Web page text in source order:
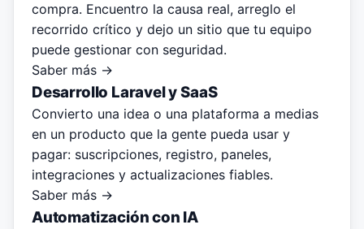
compra. Encuentro la causa real, arreglo el
recorrido crítico y dejo un sitio que tu equipo
puede gestionar con seguridad.
Saber más →
Desarrollo Laravel y SaaS
Convierto una idea o una plataforma a medias
en un producto que la gente pueda usar y
pagar: suscripciones, registro, paneles,
integraciones y actualizaciones fiables.
Saber más →
Automatización con IA